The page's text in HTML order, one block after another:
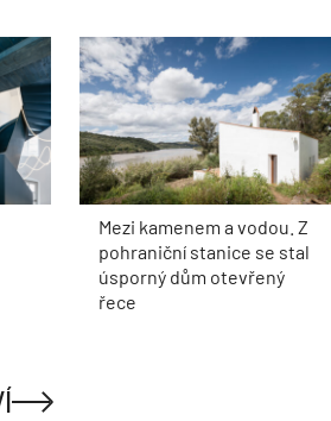
Mezi kamenem a vodou. Z
pohraniční stanice se stal
úsporný dům otevřený
řece